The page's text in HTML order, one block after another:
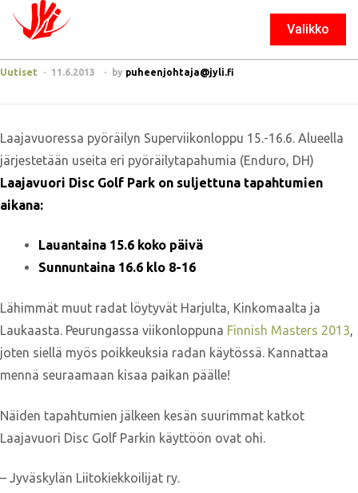
Valikko
Sulje
Uutiset 11.6.2013 by puheenjohtaja@jyli.fi
Laajavuoressa pyöräilyn Superviikonloppu 15.-16.6. Alueella
järjestetään useita eri pyöräilytapahumia (Enduro, DH)
Laajavuori Disc Golf Park on suljettuna tapahtumien
aikana:
Lauantaina 15.6 koko päivä
Sunnuntaina 16.6 klo 8-16
Lähimmät muut radat löytyvät Harjulta, Kinkomaalta ja
Laukaasta. Peurungassa viikonloppuna Finnish Masters 2013,
joten siellä myös poikkeuksia radan käytössä. Kannattaa
mennä seuraamaan kisaa paikan päälle!
Näiden tapahtumien jälkeen kesän suurimmat katkot
Laajavuori Disc Golf Parkin käyttöön ovat ohi.
– Jyväskylän Liitokiekkoilijat ry.